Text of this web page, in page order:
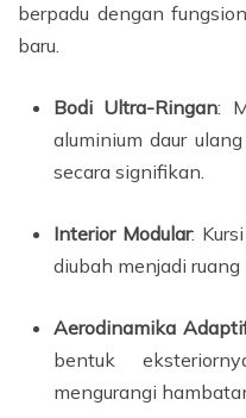
berpadu dengan
baru.
Bodi Ultra-Ringan:
aluminium daur
secara signifikan.
Interior Modular:
diubah menjadi ruang
Aerodinamika
bentuk
mengurangi